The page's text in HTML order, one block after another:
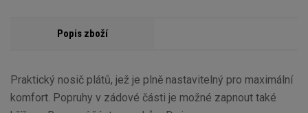
Popis zboží
Praktický nosič plátů, jež je plně nastavitelný pro maximální
komfort. Popruhy v zádové části je možné zapnout také